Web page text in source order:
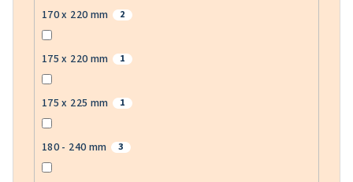
170 x 220 mm 2
175 x 220 mm 1
175 x 225 mm 1
180 - 240 mm 3